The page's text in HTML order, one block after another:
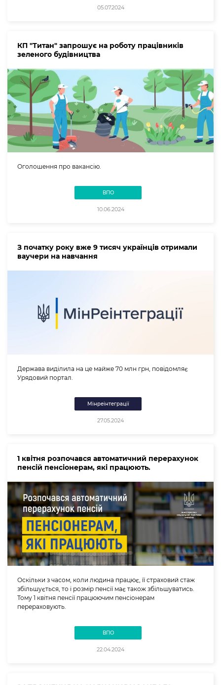
05.07.2024
КП "Титан" запрошує на роботу працівників
зеленого будівництва
Оголошення про вакансію.
ВПО
10.06.2024
З початку року вже 9 тисяч українців отримали
ваучери на навчання
Держава виділила на це майже 70 млн грн, повідомляє
Урядовий портал.
Мінреінтеграції
27.05.2024
1 квітня розпочався автоматичний перерахунок
пенсій пенсіонерам, які працюють.
Оскільки з часом, коли людина працює, її страховий стаж
збільшується, то і розмір пенсії має також збільшуватись.
Тому 1 квітня пенсії працюючим пенсіонерам
перераховують.
ВПО
22.04.2024